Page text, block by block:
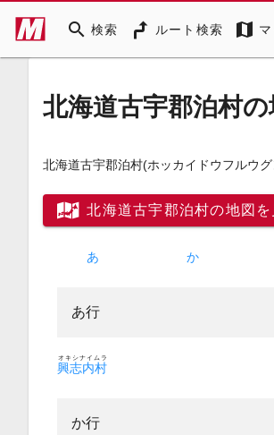
search 検索 ルート検索 map
北海道古宇郡泊村
北海道古宇郡泊村(ホッカイドウフルウ
北海道古宇郡泊村の地図を
あ か
あ行
興志内村
オキシナイムラ
か行